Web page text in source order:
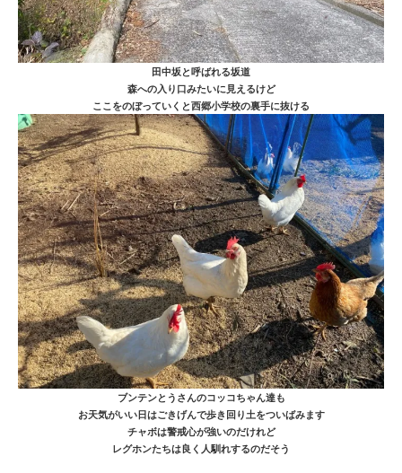
田中坂と呼ばれる坂道
森への入り口みたいに見えるけど
ここをのぼっていくと西郷小学校の裏手に抜ける
ブンテンとうさんのコッコちゃん達も
お天気がいい日はごきげんで歩き回り土をついばみます
チャボは警戒心が強いのだけれど
レグホンたちは良く人馴れするのだそう